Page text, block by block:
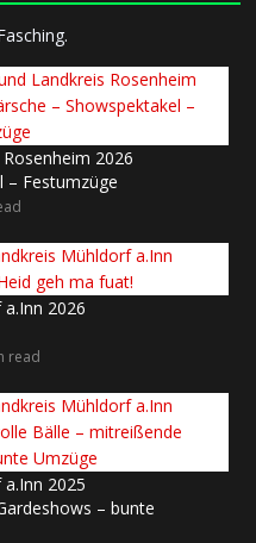
2026
– Festumzüge
2026
read
2025
– bunte